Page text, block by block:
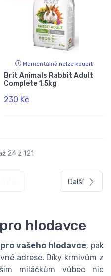
Momentálně nelze koupit
Brit Animals Rabbit Adult
Complete 1,5kg
230 Kč
24 z 121
Další
hlodavce
vašeho hlodavce, pak
adrese. Díky krmivům z
miláčkům vůbec nic